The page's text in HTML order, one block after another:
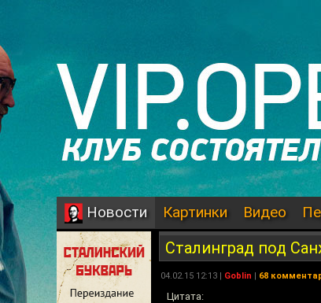
Новости Картинки Видео
Сталинград под
04.02.15 12:13 | Goblin | 68
Цитата: